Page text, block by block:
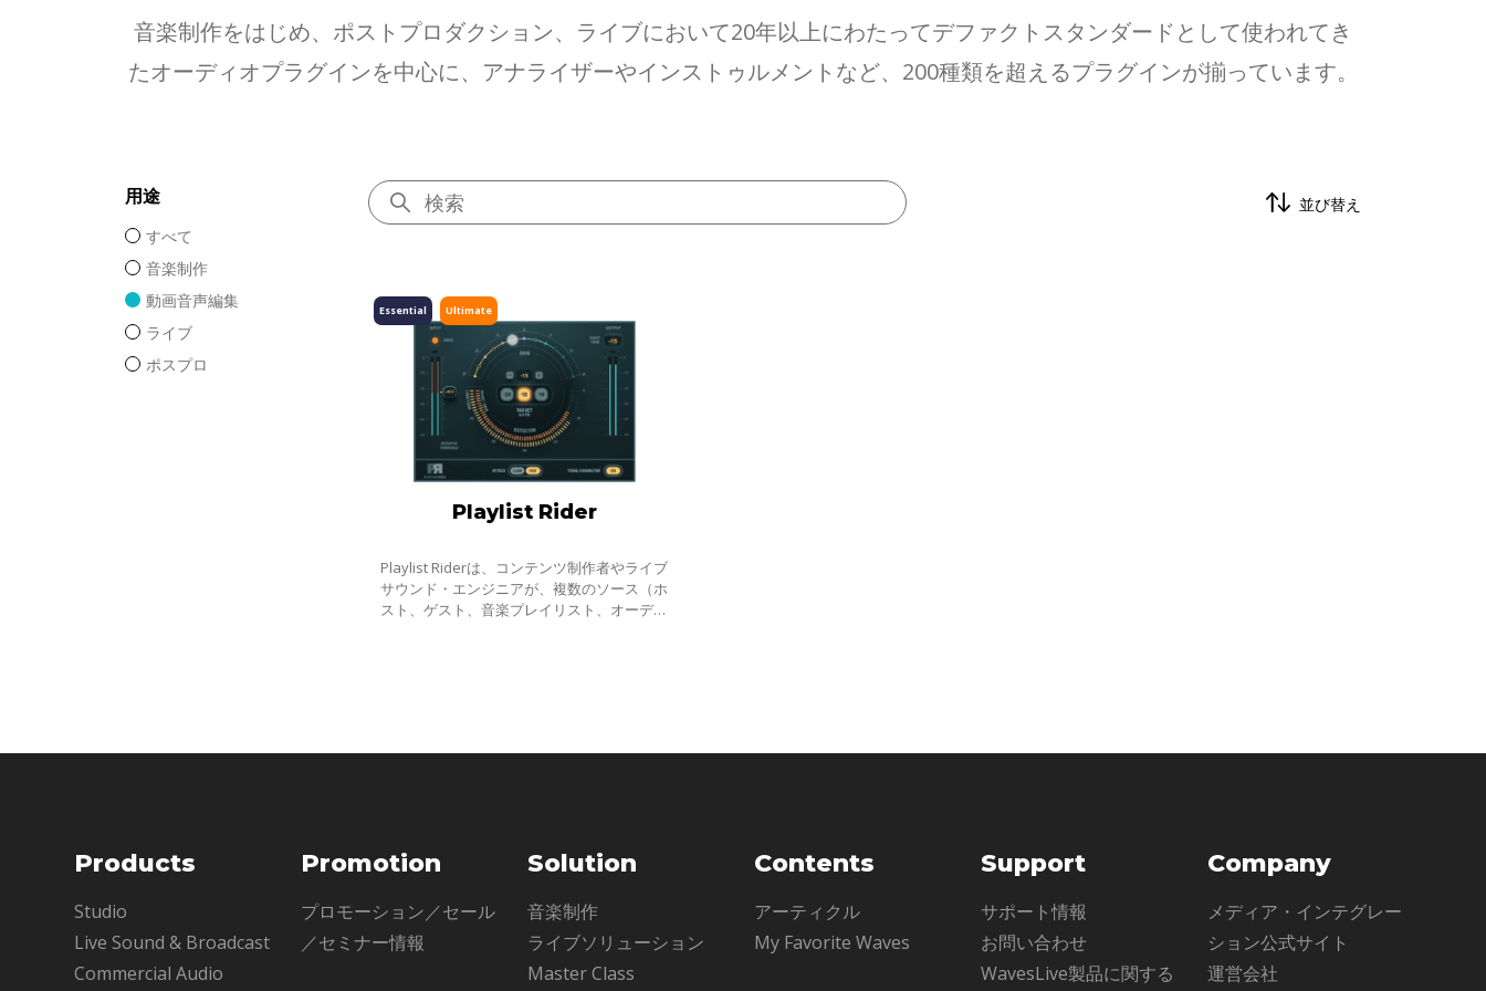
音楽制作をはじめ、ポストプロダクション、ライブにおいて20年以上にわたってデファクトスタンダードとして使われてき
たオーディオプラグインを中心に、アナライザーやインストゥルメントなど、200種類を超えるプラグインが揃っています。
用途
すべて
音楽制作
動画音声編集
ライブ
ポスプロ
並び替え
Ultimate
Essential
Playlist Rider
Playlist Riderは、コンテンツ制作者やライブ
サウンド・エンジニアが、複数のソース（ホ
スト、ゲスト、音楽プレイリスト、オーディ
Products
Studio
Live Sound & Broadcast
Commercial Audio
Promotion
プロモーション／セール
／セミナー情報
Solution
音楽制作
ライブソリューション
Master Class
Contents
アーティクル
My Favorite Waves
Support
サポート情報
お問い合わせ
WavesLive製品に関する
Company
メディア・インテグレー
ション公式サイト
運営会社